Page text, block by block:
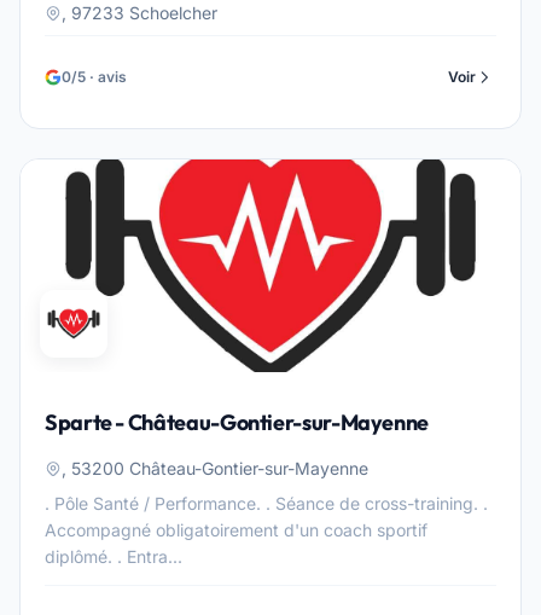
, 97233 Schoelcher
0/5 · avis Voir
Sparte - Château-Gontier-sur-Mayenne
, 53200 Château-Gontier-sur-Mayenne
. Pôle Santé / Performance. . Séance de cross-training. .
Accompagné obligatoirement d'un coach sportif
diplômé. . Entra...